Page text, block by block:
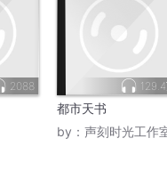
2088
都市天书
by： 声刻时光工作